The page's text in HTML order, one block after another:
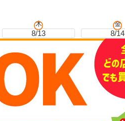
木
8/13
金
8/14